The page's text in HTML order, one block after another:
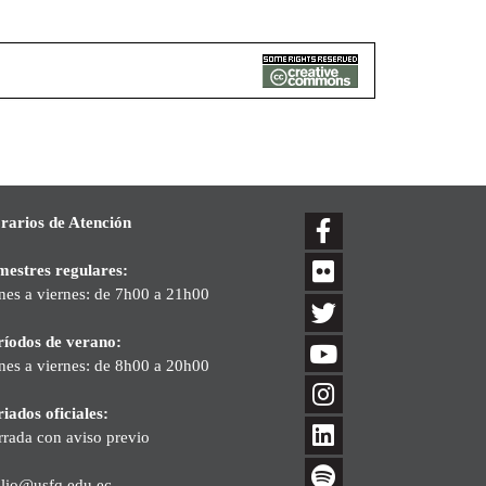
de Atención
regulares:
a viernes: de 7h00 a 21h00
de verano:
a viernes: de 8h00 a 20h00
oficiales:
con aviso previo